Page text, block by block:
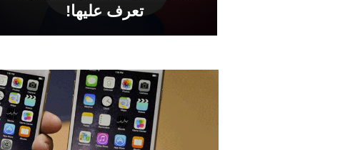
تعرف عليها!